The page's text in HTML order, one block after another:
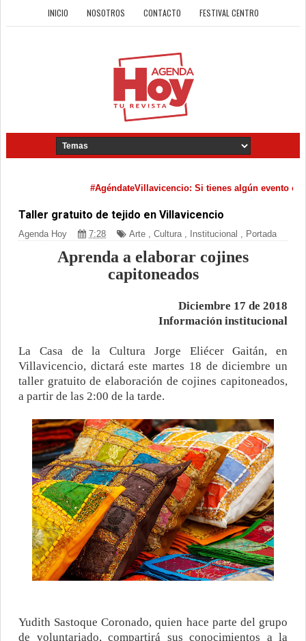
INICIO NOSOTROS CONTACTO FESTIVAL CENTRO
#AgéndateVillavicencio: Si tienes algún evento
Taller gratuito de tejido en Villavicencio
Agenda Hoy 7:28 Arte Cultura Institucional Portada
Aprenda a elaborar cojines
capitoneados
Diciembre 17 de 2018
Información institucional
La Casa de la Cultura Jorge Eliécer Gaitán, en
Villavicencio, dictará este martes 18 de diciembre un
taller gratuito de elaboración de cojines capitoneados,
a partir de las 2:00 de la tarde.
Yudith Sastoque Coronado, quien hace parte del grupo
de voluntariado, compartirá sus conocimientos a la